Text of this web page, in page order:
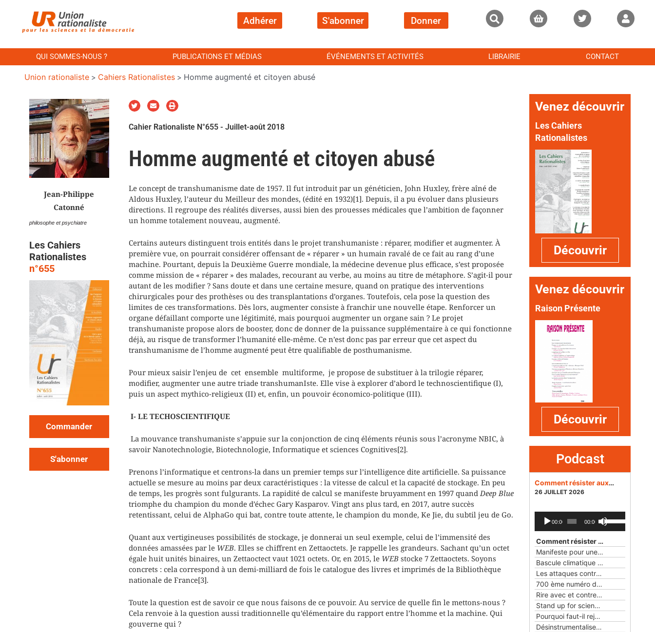
Adhérer S'abonner Donner
QUI SOMMES-NOUS ? PUBLICATIONS ET MÉDIAS ÉVÉNEMENTS ET ACTIVITÉS LIBRAIRIE CONTACT
Union rationaliste > Cahiers Rationalistes > Homme augmenté et citoyen abusé
Jean-Philippe
Catonné
philosophe et psychiatre
Les Cahiers
Rationalistes
n°655
Commander
S'abonner
Cahier Rationaliste N°655 - Juillet-août 2018
Homme augmenté et citoyen abusé
Le concept de transhumanisme date de 1957. Il fut introduit par un généticien, John Huxley, frère aîné de
Aldous Huxley, l’auteur du Meilleur des mondes, (édité en 1932)[1]. Depuis, il a pu évoluer dans plusieurs
directions. Il regroupe des réalités diverses, aussi bien des prouesses médicales que l’ambition de façonner
un homme totalement nouveau, augmenté.
Certains auteurs distinguent trois entités dans le projet transhumaniste : réparer, modifier et augmenter. À
première vue, on pourrait considérer offensant de « réparer » un humain ravalé de ce fait au rang d’une
machine. Pourtant, depuis la Deuxième Guerre mondiale, la médecine devenue plus efficace, s’est proposée
comme mission de « réparer » des malades, recourant au verbe, au moins au titre de métaphore. S’agit-il pour
autant de les modifier ? Sans doute et dans une certaine mesure, quand on pratique des interventions
chirurgicales pour des prothèses ou des transplantations d’organes. Toutefois, cela pose la question des
limites de ces transformations. Dès lors, augmenter consiste à franchir une nouvelle étape. Renforcer un
organe défaillant comporte une légitimité, mais pourquoi augmenter un organe sain ? Le projet
transhumaniste propose alors de booster, donc de donner de la puissance supplémentaire à ce qui fonctionne
déjà, au risque de transformer l’humanité elle-même. Ce n’est donc pas par erreur que cet aspect du
transhumanisme de l’homme augmenté peut être qualifiable de posthumanisme.
Pour mieux saisir l’enjeu de cet ensemble multiforme, je propose de substituer à la trilogie réparer,
modifier, augmenter une autre triade transhumanIste. Elle vise à explorer d’abord le technoscientifique (I),
puis un aspect mythico-religieux (II) et, enfin, un pouvoir économico-politique (III).
I- LE TECHOSCIENTIFIQUE
La mouvance transhumaniste s’appuie sur la conjonction de cinq éléments réunis sous l’acronyme NBIC, à
savoir Nanotechnologie, Biotechnologie, Informatique et sciences Cognitives[2].
Prenons l’informatique et centrons-la dans un premier temps sur l’intelligence dite artificielle. Sa puissance
actuelle se mesure au moins par deux caractéristiques : la vitesse de calcul et la capacité de stockage. En peu
de temps, les progrès sont fulgurants. La rapidité de calcul se manifeste bruyamment en 1997 quand Deep Blue
triomphe du champion du monde d’échec Gary Kasparov. Vingt ans plus tard, en 2017, autre succès
retentissant, celui de AlphaGo qui bat, contre toute attente, le champion du monde, Ke Jie, du subtil jeu de Go.
Quant aux vertigineuses possibilités de stockage, je donnerai un seul exemple, celui de l’immensité des
données amassées par le WEB. Elles se chiffrent en Zettaoctets. Je rappelle les grandeurs. Sachant qu’un octet
égale huit unités binaires, un Zettaoctect vaut 1021 octets. Or, en 2015, le WEB stocke 7 Zettaoctets. Soyons
concrets : cela correspond à un demi-milliard de fois le catalogue des livres et imprimés de la Bibliothèque
nationale de France[3].
Toute la question est de savoir ce que nous faisons de ce pouvoir. Au service de quelle fin le mettons-nous ?
Cela renvoie à la question aussi traditionnelle qu’élémentaire du rapport entre l’homme et la machine. Qui
gouverne qui ?
Venez découvrir
Les Cahiers
Rationalistes
Découvrir
Venez découvrir
Raison Présente
Découvrir
Podcast
Comment résister aux dangers des réseaux sociaux pour la démocratie ?
26 JUILLET 2026
Lecteur
audio
00:00 00:00
Utilisez
les
haut/bas
pour
augmenter
ou
diminuer
le
Comment résister aux dangers des réseaux sociaux pour la démocratie ?
Manifeste pour une éthique du numérique
Bascule climatique — 24 MAI 2026
Les attaques contre la science et la démocratie aux Etats-Unis et en France
700 ème numéro des Cahiers rationalistes
Rire avec et contre les objets
Stand up for science !
Pourquoi faut-il rejoindre l'Union rationaliste ?
Désinstrumentaliser la laïcité